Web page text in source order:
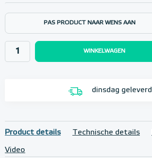
PAS PRODUCT NAAR WENS AAN
WINKELWAGEN
dinsdag geleverd
Product details Technische details
Video